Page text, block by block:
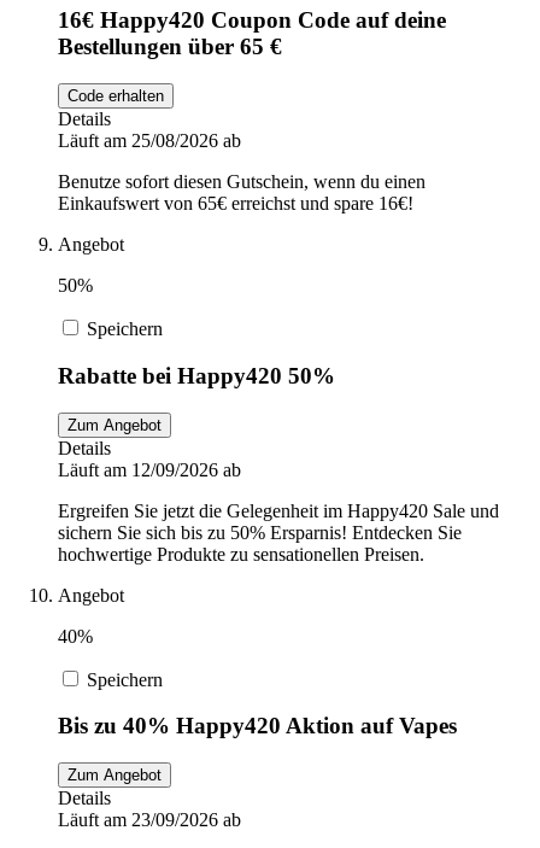
16€ Happy420 Coupon Code auf deine
Bestellungen über 65 €
Code erhalten
Details
Läuft am 25/08/2026 ab
Benutze sofort diesen Gutschein, wenn du einen
Einkaufswert von 65€ erreichst und spare 16€!
Angebot
50%
Speichern
Rabatte bei Happy420 50%
Zum Angebot
Details
Läuft am 12/09/2026 ab
Ergreifen Sie jetzt die Gelegenheit im Happy420 Sale und
sichern Sie sich bis zu 50% Ersparnis! Entdecken Sie
hochwertige Produkte zu sensationellen Preisen.
Angebot
40%
Speichern
Bis zu 40% Happy420 Aktion auf Vapes
Zum Angebot
Details
Läuft am 23/09/2026 ab